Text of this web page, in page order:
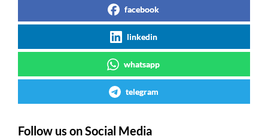
facebook
linkedin
whatsapp
telegram
Follow us on Social Media